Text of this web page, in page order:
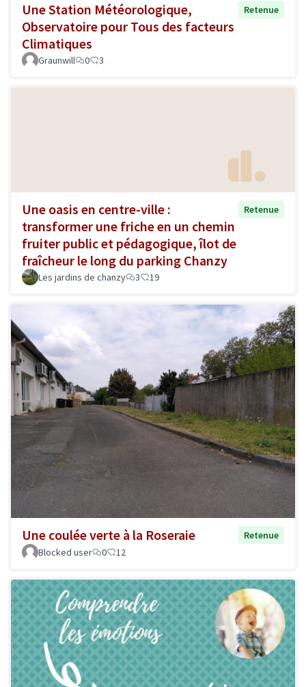
Une Station Météorologique,
Observatoire pour Tous des facteurs
Climatiques
Retenue
Graunwill 0 3
Une oasis en centre-ville :
transformer une friche en un chemin
fruiter public et pédagogique, îlot de
fraîcheur le long du parking Chanzy
Retenue
Les jardins de chanzy 3 19
Une coulée verte à la Roseraie
Retenue
Blocked user
0 12